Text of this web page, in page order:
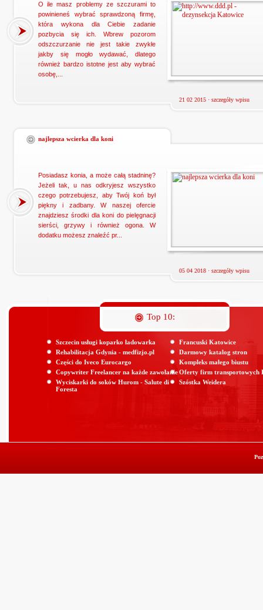
O ile masz problemy ze szczurami to
powinieneś wybrać sprawdzoną firmę,
która wykona dla Ciebie zadanie
pozbycia się ich. Wbrew pozorom
odszczurzanie nie jest takie zwykłe
jakby się mogło wydawać, dlatego
również bardzo istotne jest aby wybrać
osobę,...
21 02 2015 · szczegóły wpisu
najlepsza wcierka dla koni
Posiadasz konia, a może całą stadninę?
Jeżeli tak, u nas odkryjesz wszystko
czego potrzebujesz, aby Twój koń był
piękny i zadbany. W naszej ofercie
znajdziesz środki dla koni do pielęgnacji
sierści, grzywy i również ogona. W
dodatku możesz znaleźć pr...
05 04 2018 · szczegóły wpisu
Top 10:
Szczecin usługi koparko ładowarka
Rehabilitacja Gdynia - medfizjo.pl
Części do Iveco Eurocargo
Copywriter Freelancer na każde zawołanie
Wyciskarki do soków Hurom - Salute di
Foresta
Francuski Katowice
Darmowy katalog stron
Kompleks małego biustu
Oferty firm transportowych
Szóstka Weidera